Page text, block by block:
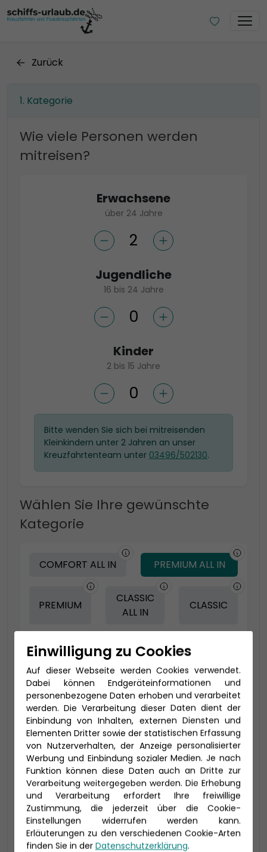
Zurück
Kategorie
Wie viele Personen werden
mitreisen?
Erwachsene
über 24 Jahre
Jugendliche
16 bis 24 Jahre
Kinder
2 bis 15 Jahre
Bitte wenden Sie sich bei mitreisenden
Kleinkindern unter 2 Jahren an unser
Kreuzfahrtenteam unter 03496/502130.
Wählen Sie Ihre gewünschte
Kategorie
COMFORT ALL IN PREMIUM ALL IN
PREMIUM
CLASSIC
ALL IN
CLASSIC
-150 € - Frühbucher Plus
2-Bett Panorama (VP)
24-27 qm (bis zu 3 Personen), inklusive
Veranda (7 qm), exponierte Lage auf dem
Patiodeck am Bug von Deck 16, Bad mit
Einwilligung zu Cookies
Auf dieser Webseite werden Cookies verwendet.
Dabei können Endgeräteinformationen und
personenbezogene Daten erhoben und verarbeitet
werden. Die Verarbeitung dieser Daten dient der
Einbindung von Inhalten, externen Diensten und
Elementen Dritter sowie der statistischen Erfassung
von Nutzerverhalten, der Anzeige personalisierter
Werbung und Einbindung sozialer Medien. Je nach
Funktion können diese Daten auch an Dritte zur
Verarbeitung weitergegeben werden. Die Erhebung
und Verarbeitung erfordert Ihre freiwillige
Zustimmung, die jederzeit über die Cookie-
Einstellungen widerrufen werden kann.
Erläuterungen zu den verschiedenen Cookie-Arten
finden Sie in der Datenschutzerklärung.